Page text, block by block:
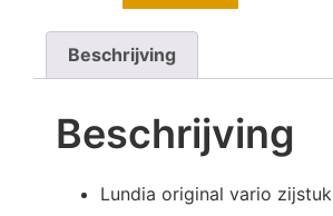
Beschrijving
Beschrijving
Lundia original vario zijstuk